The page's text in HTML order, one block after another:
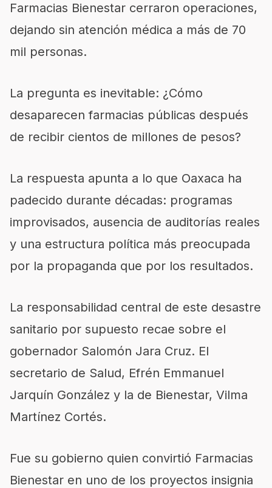
Farmacias Bienestar cerraron operaciones,
dejando sin atención médica a más de 70
mil personas.
La pregunta es inevitable: ¿Cómo
desaparecen farmacias públicas después
de recibir cientos de millones de pesos?
La respuesta apunta a lo que Oaxaca ha
padecido durante décadas: programas
improvisados, ausencia de auditorías reales
y una estructura política más preocupada
por la propaganda que por los resultados.
La responsabilidad central de este desastre
sanitario por supuesto recae sobre el
gobernador Salomón Jara Cruz. El
secretario de Salud, Efrén Emmanuel
Jarquín González y la de Bienestar, Vilma
Martínez Cortés.
Fue su gobierno quien convirtió Farmacias
Bienestar en uno de los proyectos insignia